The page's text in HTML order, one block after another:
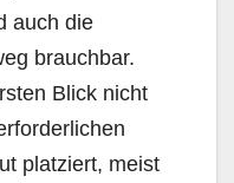
auch die
brauchbar.
Blick nicht
platziert, meist